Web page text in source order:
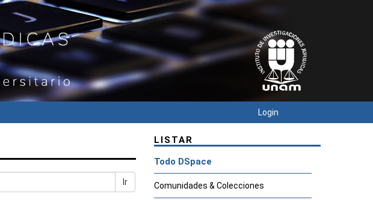
Login
Ir
LISTAR
Todo DSpace
Comunidades & Colecciones